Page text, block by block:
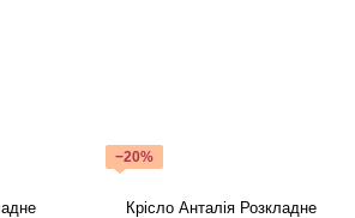
−20%
Крісло Анталія Розкладне